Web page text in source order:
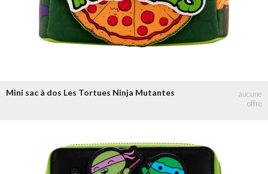
Mini sac à dos Les Tortues Ninja Mutantes